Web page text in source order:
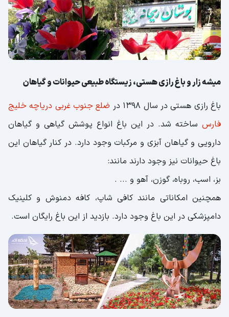
میشه زار و باغ رازی هستی، زیستگاه طبیعی حیوانات و گیاهان
باغ رازی هستی در سال 1398 در
ضلع جنوب غربی دریاچه خلیج
فارس ساخته شد. در این باغ انواع پوشش گیاهی و گیاهان
دارویی و گیاهان آبزی و مرکبات وجود دارد. در کنار گیاهان این
باغ حیوانات نیز وجود دارند مانند:
بز، اسب، روباه، گوزن، آهو و ... .
همچنین امکاناتی مانند کافی شاپ، کافه دمنوش و کلینیک
دامپزشکی در این باغ وجود دارد. بازدید از این باغ رایگان است.